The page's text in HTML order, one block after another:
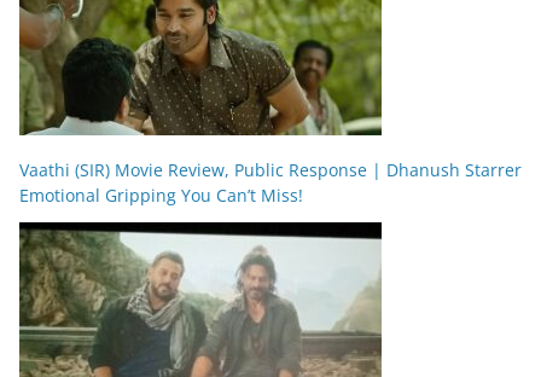
Vaathi (SIR) Movie Review, Public Response | Dhanush Starrer
Emotional Gripping You Can’t Miss!